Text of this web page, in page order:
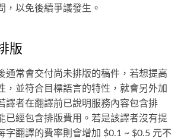
，以免後續爭議發生。
版
通常會交付尚未排版的稿件，若想提高
，並符合目標語言的特性，就會另外加
譯者在翻譯前已說明服務內容包含排
已經包含排版費用。若是該譯者沒有提
字翻譯的費率則會增加 $0.1 ~ $0.5 元不